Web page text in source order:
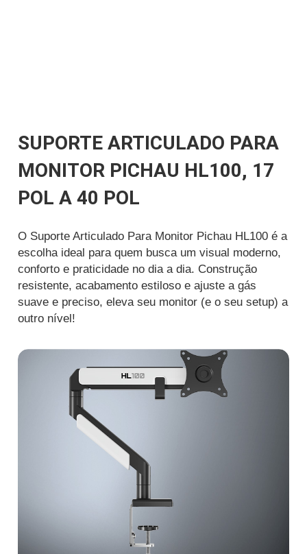
SUPORTE ARTICULADO PARA
MONITOR PICHAU HL100, 17
POL A 40 POL
O Suporte Articulado Para Monitor Pichau HL100 é a
escolha ideal para quem busca um visual moderno,
conforto e praticidade no dia a dia. Construção
resistente, acabamento estiloso e ajuste a gás
suave e preciso, eleva seu monitor (e o seu setup) a
outro nível!